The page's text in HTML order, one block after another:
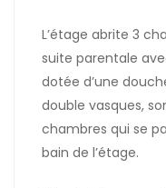
L’étage abrite 3
suite parentale
dotée d’une
double vasques,
chambres qui se
bain de l’étage.